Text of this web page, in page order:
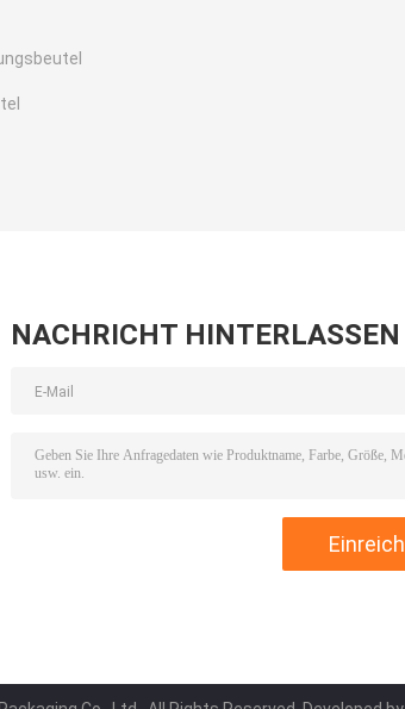
NACHRICHT HINTERLASSEN